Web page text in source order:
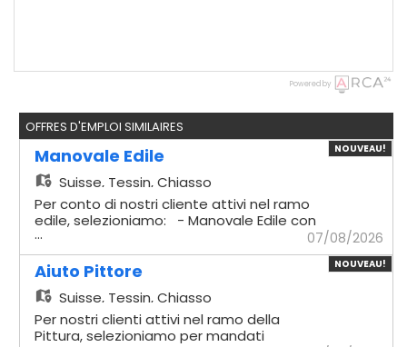
Powered by
OFFRES D'EMPLOI SIMILAIRES
NOUVEAU!
Manovale Edile
Suisse, Tessin, Chiasso
Per conto di nostri cliente attivi nel ramo
edile, selezioniamo: - Manovale Edile con
esperienza Mansionario - Logistica
materiali: Gestione
dell'approvvigionamento e del trasporto
dei materiali necessari in cantiere. -
Preparazione impasti: Miscelazione e
preparazione accurata di malte e
composti cementizi. - Supporto
... 07/08/2026
NOUVEAU!
Aiuto Pittore
Suisse, Tessin, Chiasso
Per nostri clienti attivi nel ramo della
Pittura, selezioniamo per mandati